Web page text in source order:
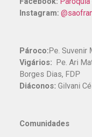
Instagram:
Pároco:Pe. Suvenir
Vigários: Pe. Ari
Borges Dias, FDP
Diáconos: Gilvani
Comunidades